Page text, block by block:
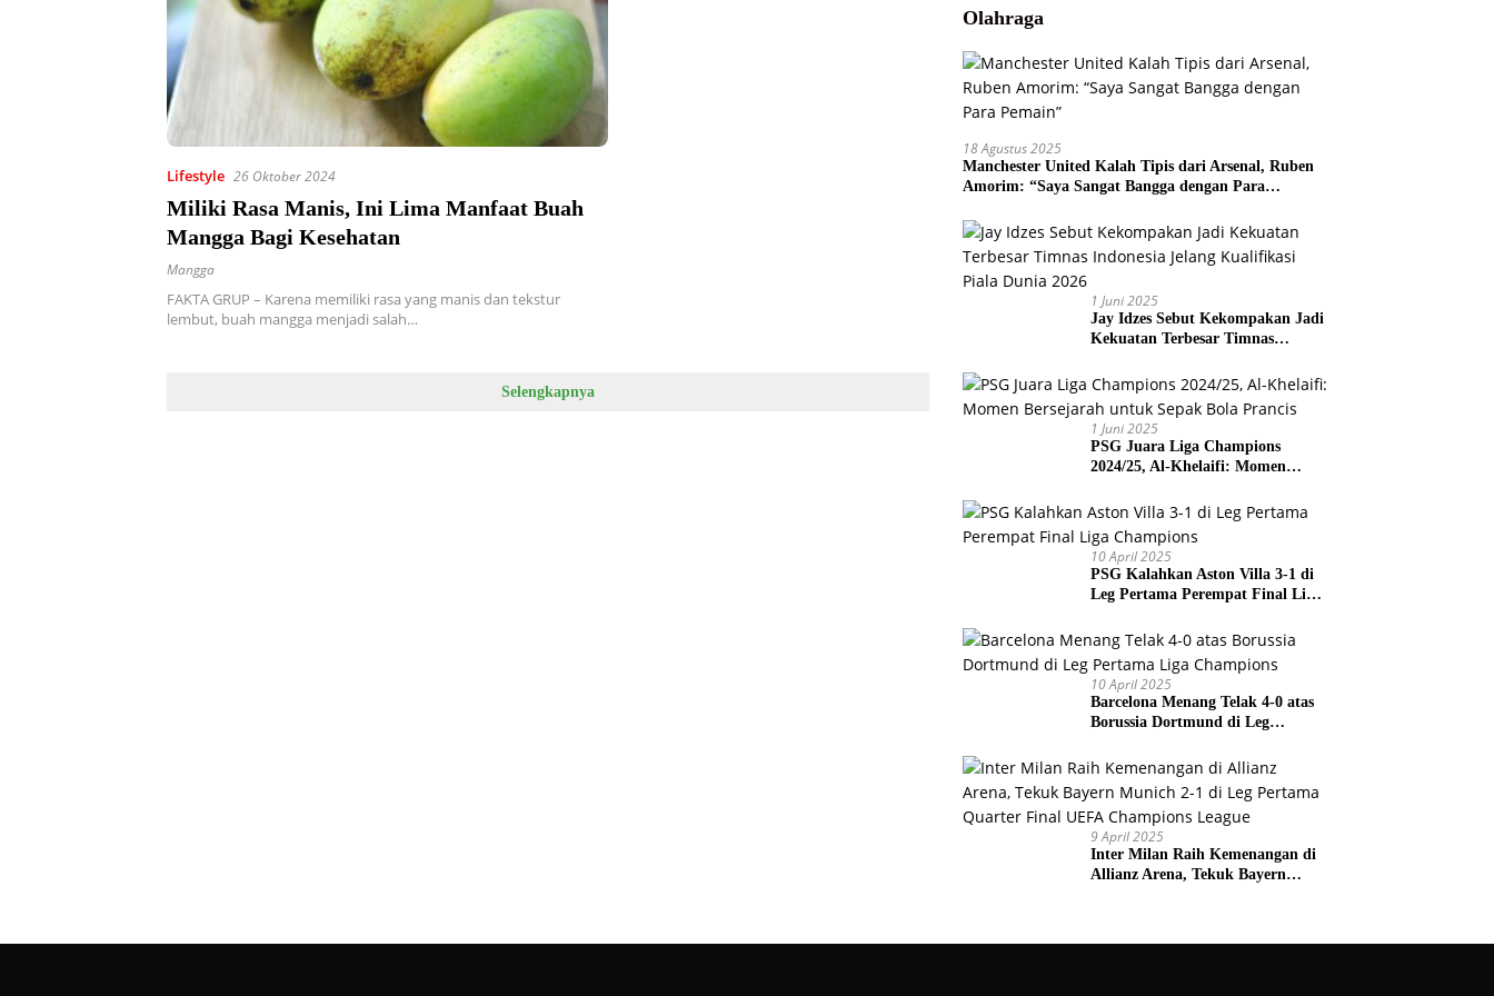
Lifestyle 26 Oktober 2024
Miliki Rasa Manis, Ini Lima Manfaat Buah
Mangga Bagi Kesehatan
Mangga
FAKTA GRUP – Karena memiliki rasa yang manis dan tekstur
lembut, buah mangga menjadi salah…
Selengkapnya
Olahraga
18 Agustus 2025
Manchester United Kalah Tipis dari Arsenal, Ruben
Amorim: “Saya Sangat Bangga dengan Para
1 Juni 2025
Jay Idzes Sebut Kekompakan Jadi
Kekuatan Terbesar Timnas
Dunia 2026
1 Juni 2025
PSG Juara Liga Champions
2024/25, Al-Khelaifi: Momen
Prancis
10 April 2025
PSG Kalahkan Aston Villa 3-1 di
Leg Pertama Perempat Final Liga
10 April 2025
Barcelona Menang Telak 4-0 atas
Borussia Dortmund di Leg
9 April 2025
Inter Milan Raih Kemenangan di
Allianz Arena, Tekuk Bayern